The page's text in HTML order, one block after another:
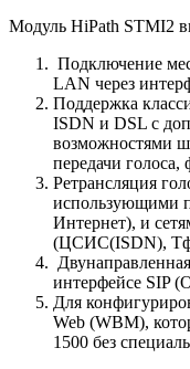
Модуль HiPath STMI2
Подключение
LAN через
Поддержка
ISDN и DSL с
возможностями
передачи
Ретрансляция
использующими
Интернет), и
(ЦСИС(ISDN),
интерфейсе SIP
Для
Web (WBM),
1500 без